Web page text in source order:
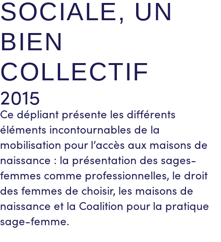
SOCIALE, UN
BIEN
COLLECTIF
2015
Ce dépliant présente les différents
éléments incontournables de la
mobilisation pour l’accès aux maisons de
naissance : la présentation des sages-
femmes comme professionnelles, le droit
des femmes de choisir, les maisons de
naissance et la Coalition pour la pratique
sage-femme.